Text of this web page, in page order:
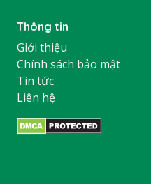
Thông tin
Giới thiệu
Chính sách bảo mật
Tin tức
Liên hệ